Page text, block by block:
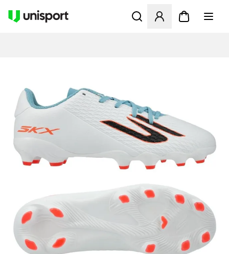
Åbner en Modal til at